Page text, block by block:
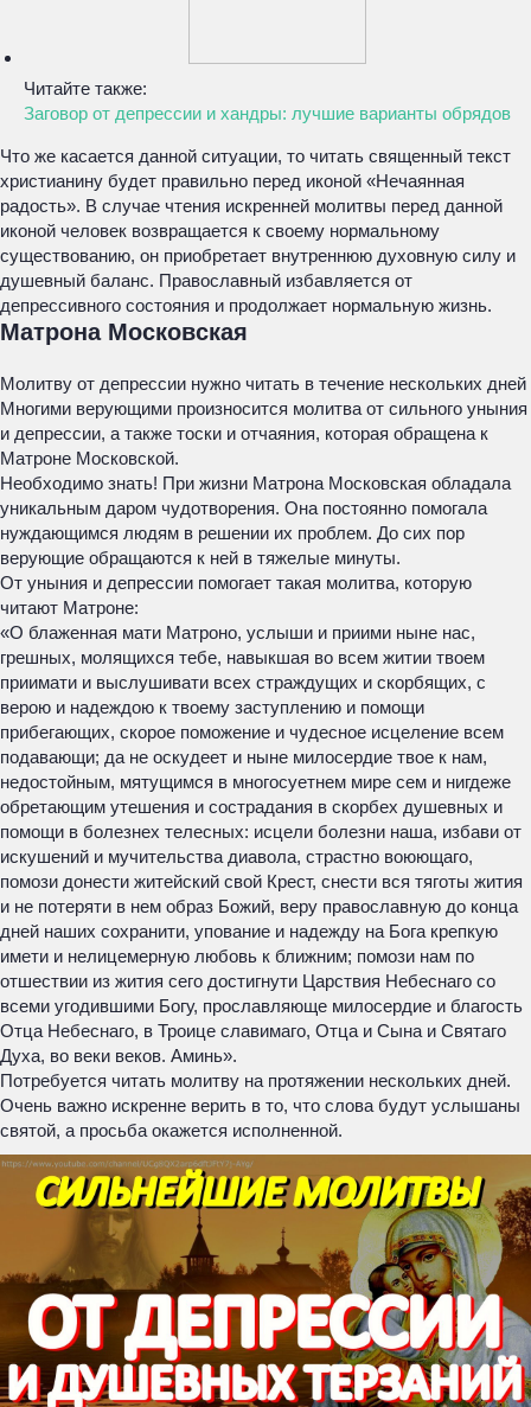
Читайте также:
Заговор от депрессии и хандры: лучшие варианты обрядов
Что же касается данной ситуации, то читать священный текст
христианину будет правильно перед иконой «Нечаянная
радость». В случае чтения искренней молитвы перед данной
иконой человек возвращается к своему нормальному
существованию, он приобретает внутреннюю духовную силу и
душевный баланс. Православный избавляется от
депрессивного состояния и продолжает нормальную жизнь.
Матрона Московская
Молитву от депрессии нужно читать в течение нескольких дней
Многими верующими произносится молитва от сильного уныния
и депрессии, а также тоски и отчаяния, которая обращена к
Матроне Московской.
Необходимо знать! При жизни Матрона Московская обладала
уникальным даром чудотворения. Она постоянно помогала
нуждающимся людям в решении их проблем. До сих пор
верующие обращаются к ней в тяжелые минуты.
От уныния и депрессии помогает такая молитва, которую
читают Матроне:
«О блаженная мати Матроно, услыши и приими ныне нас,
грешных, молящихся тебе, навыкшая во всем житии твоем
приимати и выслушивати всех страждущих и скорбящих, с
верою и надеждою к твоему заступлению и помощи
прибегающих, скорое поможение и чудесное исцеление всем
подавающи; да не оскудеет и ныне милосердие твое к нам,
недостойным, мятущимся в многосуетнем мире сем и нигдеже
обретающим утешения и сострадания в скорбех душевных и
помощи в болезнех телесных: исцели болезни наша, избави от
искушений и мучительства диавола, страстно воюющаго,
помози донести житейский свой Крест, снести вся тяготы жития
и не потеряти в нем образ Божий, веру православную до конца
дней наших сохранити, упование и надежду на Бога крепкую
имети и нелицемерную любовь к ближним; помози нам по
отшествии из жития сего достигнути Царствия Небеснаго со
всеми угодившими Богу, прославляюще милосердие и благость
Отца Небеснаго, в Троице славимаго, Отца и Сына и Святаго
Духа, во веки веков. Аминь».
Потребуется читать молитву на протяжении нескольких дней.
Очень важно искренне верить в то, что слова будут услышаны
святой, а просьба окажется исполненной.